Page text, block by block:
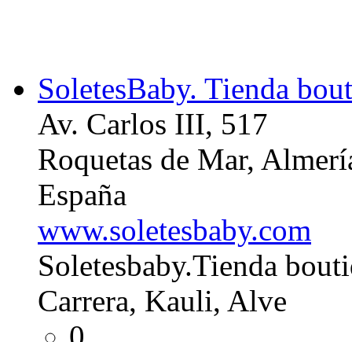
SoletesBaby. Tienda
Av. Carlos III, 517
Roquetas de Mar,
España
www.soletesbaby.com
Soletesbaby.Tienda
Carrera, Kauli, Alve